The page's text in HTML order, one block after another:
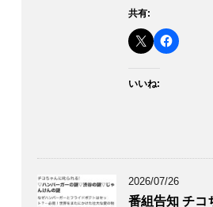
共有:
いいね:
2026/07/26
番組告知 チコ